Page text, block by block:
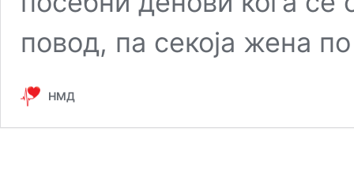
повод, па секоја жена
НМД